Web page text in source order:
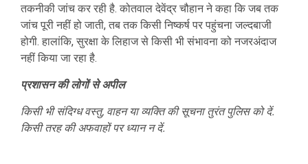
तकनीकी जांच कर रही है. कोतवाल देवेंद्र चौहान ने कहा कि जब तक
जांच पूरी नहीं हो जाती, तब तक किसी निष्कर्ष पर पहुंचना जल्दबाजी
होगी. हालांकि, सुरक्षा के लिहाज से किसी भी संभावना को नजरअंदाज
नहीं किया जा रहा है.
प्रशासन की लोगों से अपील
किसी भी संदिग्ध वस्तु, वाहन या व्यक्ति की सूचना तुरंत पुलिस को दें.
किसी तरह की अफवाहों पर ध्यान न दें.